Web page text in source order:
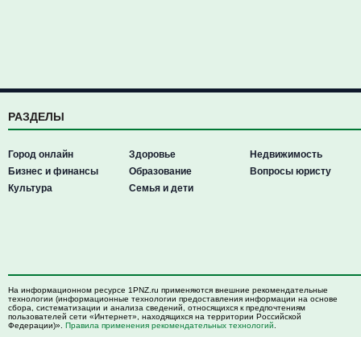
РАЗДЕЛЫ
Город онлайн
Бизнес и финансы
Культура
Здоровье
Образование
Семья и дети
Недвижимость
Вопросы юристу
На информационном ресурсе 1PNZ.ru применяются внешние рекомендательные
технологии (информационные технологии предоставления информации на основе
сбора, систематизации и анализа сведений, относящихся к предпочтениям
пользователей сети «Интернет», находящихся на территории Российской
Федерации)». Правила применения рекомендательных технологий